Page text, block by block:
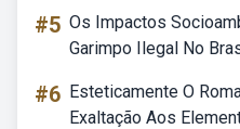
#5 Os Impactos
Garimpo Ilegal No
#6 Esteticamente O
Exaltação Aos